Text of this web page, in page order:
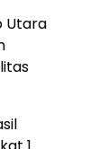
Utara